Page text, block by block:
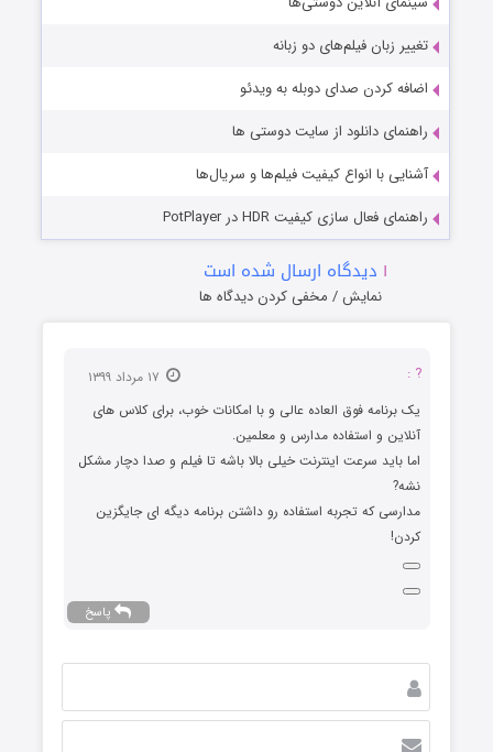
تغییر زبان فیلم‌های دو زبانه
اضافه کردن صدای دوبله به ویدئو
راهنمای دانلود از سایت دوستی ها
آشنایی با انواع کیفیت فیلم‌ها و سریال‌ها
راهنمای فعال سازی کیفیت HDR در PotPlayer
۱ دیدگاه ارسال شده است
نمایش / مخفی کردن دیدگاه ها
? :
یک برنامه فوق العاده عالی و با امکانات خوب، برای کلاس های
آنلاین و استفاده مدارس و معلمین.
اما باید سرعت اینترنت خیلی بالا باشه تا فیلم و صدا دچار مشکل
نشه?
مدارسی که تجربه استفاده رو داشتن برنامه دیگه ای جایگزین
کردن!
پاسخ